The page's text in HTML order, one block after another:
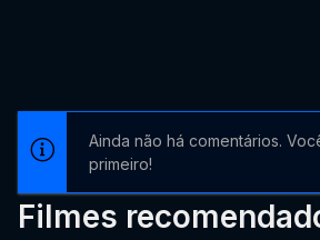
Ainda não há comentários.
primeiro!
Filmes